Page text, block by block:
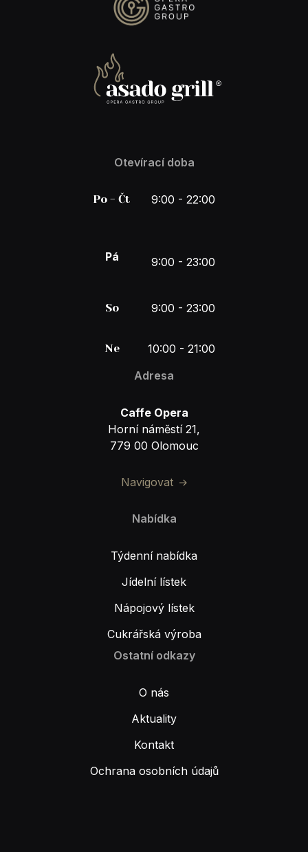
Otevírací doba
Po - Čt 9:00 - 22:00
Pá 9:00 - 23:00
So 9:00 - 23:00
Ne
10:00 - 21:00
Adresa
Caffe Opera
Horní náměstí 21,
779 00 Olomouc
Navigovat
Nabídka
Týdenní nabídka
Jídelní lístek
Nápojový lístek
Cukrářská výroba
Ostatní odkazy
O nás
Aktuality
Kontakt
Ochrana osobních údajů